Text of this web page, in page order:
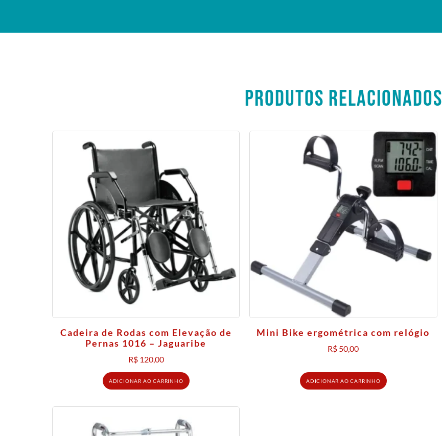
PRODUTOS RELACIONADOS
Cadeira de Rodas com Elevação de
Pernas 1016 – Jaguaribe
R$120,00
ADICIONAR AO CARRINHO
Mini Bike ergométrica com relógio
R$ 50,00
ADICIONAR AO CARRINHO